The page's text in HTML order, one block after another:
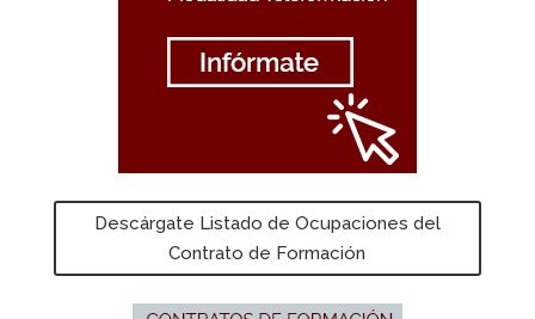
Descárgate Listado de Ocupaciones del
Contrato de Formación